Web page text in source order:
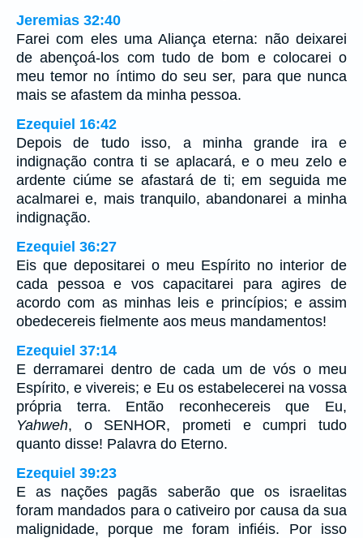
Jeremias 32:40
Farei com eles uma Aliança eterna: não deixarei
de abençoá-los com tudo de bom e colocarei o
meu temor no íntimo do seu ser, para que nunca
mais se afastem da minha pessoa.
Ezequiel 16:42
Depois de tudo isso, a minha grande ira e
indignação contra ti se aplacará, e o meu zelo e
ardente ciúme se afastará de ti; em seguida me
acalmarei e, mais tranquilo, abandonarei a minha
indignação.
Ezequiel 36:27
Eis que depositarei o meu Espírito no interior de
cada pessoa e vos capacitarei para agires de
acordo com as minhas leis e princípios; e assim
obedecereis fielmente aos meus mandamentos!
Ezequiel 37:14
E derramarei dentro de cada um de vós o meu
Espírito, e vivereis; e Eu os estabelecerei na vossa
própria terra. Então reconhecereis que Eu,
Yahweh, o SENHOR, prometi e cumpri tudo
quanto disse! Palavra do Eterno.
Ezequiel 39:23
E as nações pagãs saberão que os israelitas
foram mandados para o cativeiro por causa da sua
malignidade, porque me foram infiéis. Por isso